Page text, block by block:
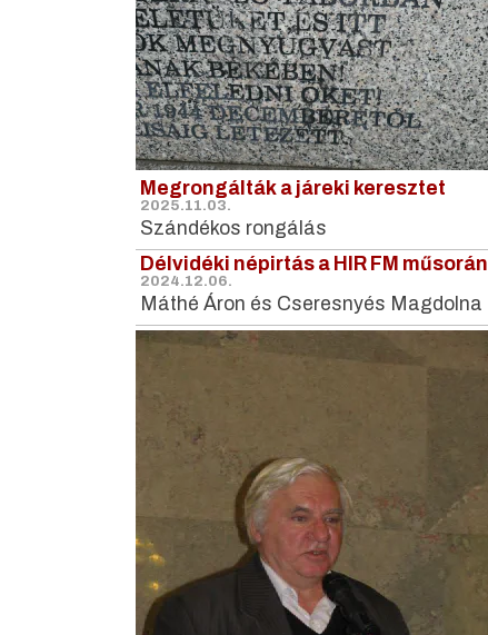
Megrongálták a járeki keresztet
2025.11.03.
Szándékos rongálás
Délvidéki népirtás a HIR FM műsorán
2024.12.06.
Máthé Áron és Cseresnyés Magdolna